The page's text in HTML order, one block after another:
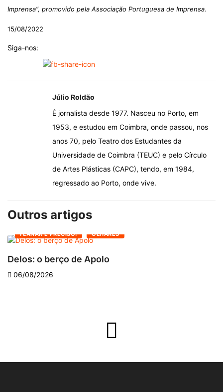
Imprensa”, promovido pela Associação Portuguesa de Imprensa.
15/08/2022
Siga-nos:
Júlio Roldão
É jornalista desde 1977. Nasceu no Porto, em
1953, e estudou em Coimbra, onde passou, nos
anos 70, pelo Teatro dos Estudantes da
Universidade de Coimbra (TEUC) e pelo Círculo
de Artes Plásticas (CAPC), tendo, em 1984,
regressado ao Porto, onde vive.
Outros artigos
FLANAR É PRECISO! OLHARES
Delos: o berço de Apolo
06/08/2026